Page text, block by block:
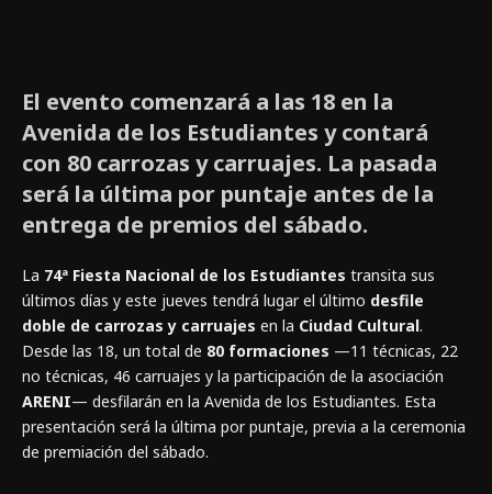
El evento comenzará a las 18 en la
Avenida de los Estudiantes y contará
con 80 carrozas y carruajes. La pasada
será la última por puntaje antes de la
entrega de premios del sábado.
La 74ª Fiesta Nacional de los Estudiantes transita sus
últimos días y este jueves tendrá lugar el último desfile
doble de carrozas y carruajes en la Ciudad Cultural.
Desde las 18, un total de 80 formaciones —11 técnicas, 22
no técnicas, 46 carruajes y la participación de la asociación
ARENI— desfilarán en la Avenida de los Estudiantes. Esta
presentación será la última por puntaje, previa a la ceremonia
de premiación del sábado.